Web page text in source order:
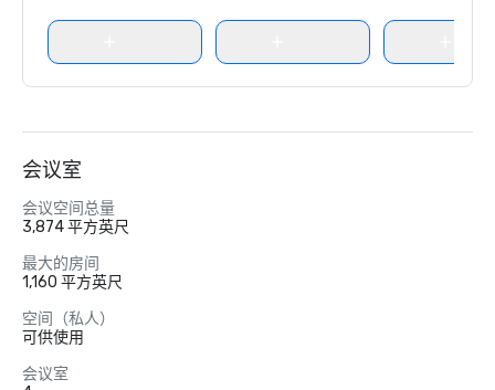
会议室
会议空间总量
3,874 平方英尺
最大的房间
1,160 平方英尺
空间（私人）
可供使用
会议室